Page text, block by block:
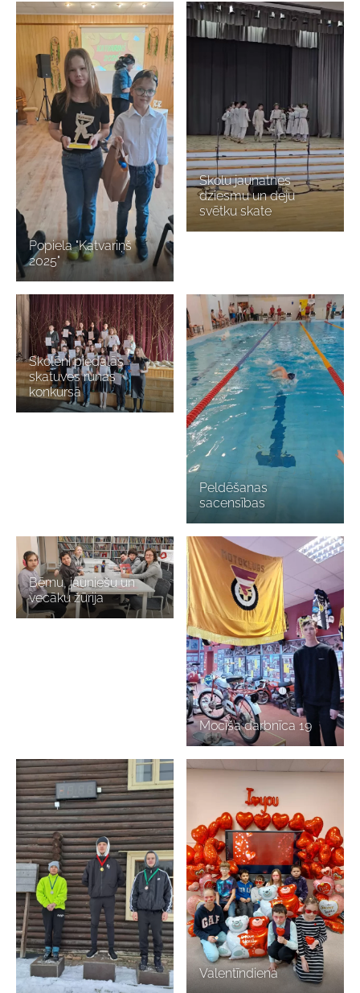
Popiela "Katvariņš
2025"
Skolu jaunatnes
dziesmu un deju
svētku skate
Skolēni piedalās
skatuves runas
konkursā
Peldēšanas
sacensības
Bērnu, jauniešu un
vecāku žūrija
Mocīša darbnīca 19
Valentīndiena